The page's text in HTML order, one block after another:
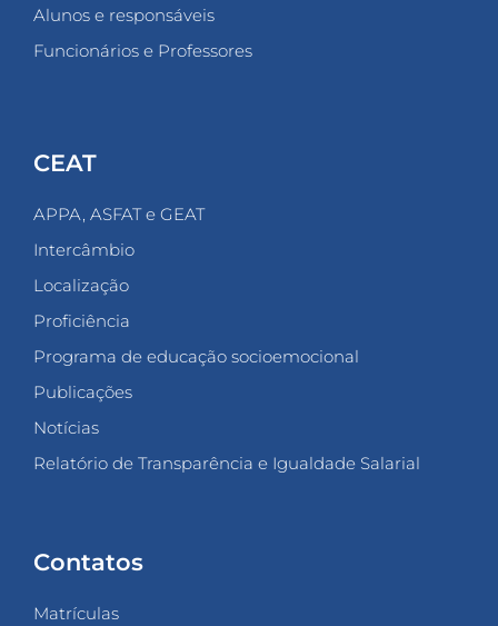
Alunos e responsáveis
Funcionários e Professores
CEAT
APPA, ASFAT e GEAT
Intercâmbio
Localização
Proficiência
Programa de educação socioemocional
Publicações
Notícias
Relatório de Transparência e Igualdade Salarial
Contatos
Matrículas